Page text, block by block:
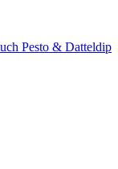
Pesto & Datteldip